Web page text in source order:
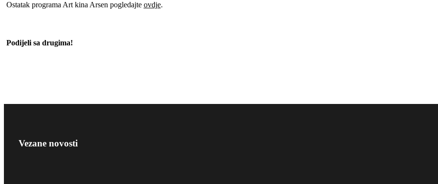
Ostatak programa Art kina Arsen pogledajte ovdje.
Podijeli sa drugima!
Vezane novosti